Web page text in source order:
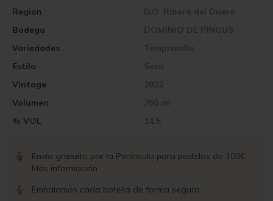
Vintage 2022
Region D.O. Ribera del Duero
Volumen 750 ml
Bodega DOMINIO DE PINGUS
% VOL 14,5
Variedades Tempranillo
Estilo Seco
Envío gratuito por la Península para pedidos de 100€
Más información
Embalamos cada botella de forma segura